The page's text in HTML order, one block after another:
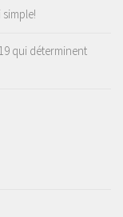
qui déterminent